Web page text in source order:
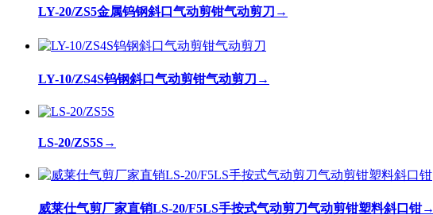
LY-20/ZS5金属钨钢斜口气动剪钳气动剪刀 →
LY-10/ZS4S钨钢斜口气动剪钳气动剪刀 →
LS-20/ZS5S→
威莱仕气剪厂家直销LS-20/F5LS手按式气动剪刀气动剪钳塑料斜口钳→